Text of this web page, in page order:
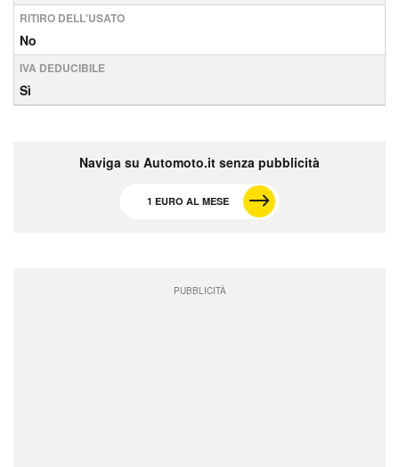
RITIRO DELL'USATO
No
IVA DEDUCIBILE
Sì
Naviga su Automoto.it senza pubblicità
1 EURO AL MESE
PUBBLICITÀ